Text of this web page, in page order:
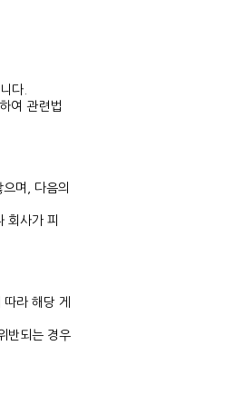
다.
여 관련법
며, 다음의
회사가 피
라 해당 게
반되는 경우